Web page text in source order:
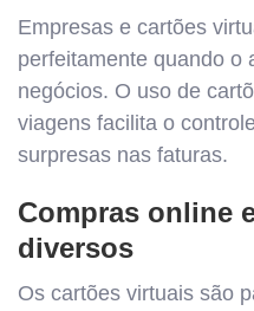
Empresas e cartões
perfeitamente quando o
negócios. O uso de
viagens facilita o
surpresas nas faturas.
Compras online
diversos
Os cartões virtuais são